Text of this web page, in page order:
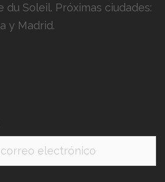
du Soleil. Próximas ciudades:
y Madrid.